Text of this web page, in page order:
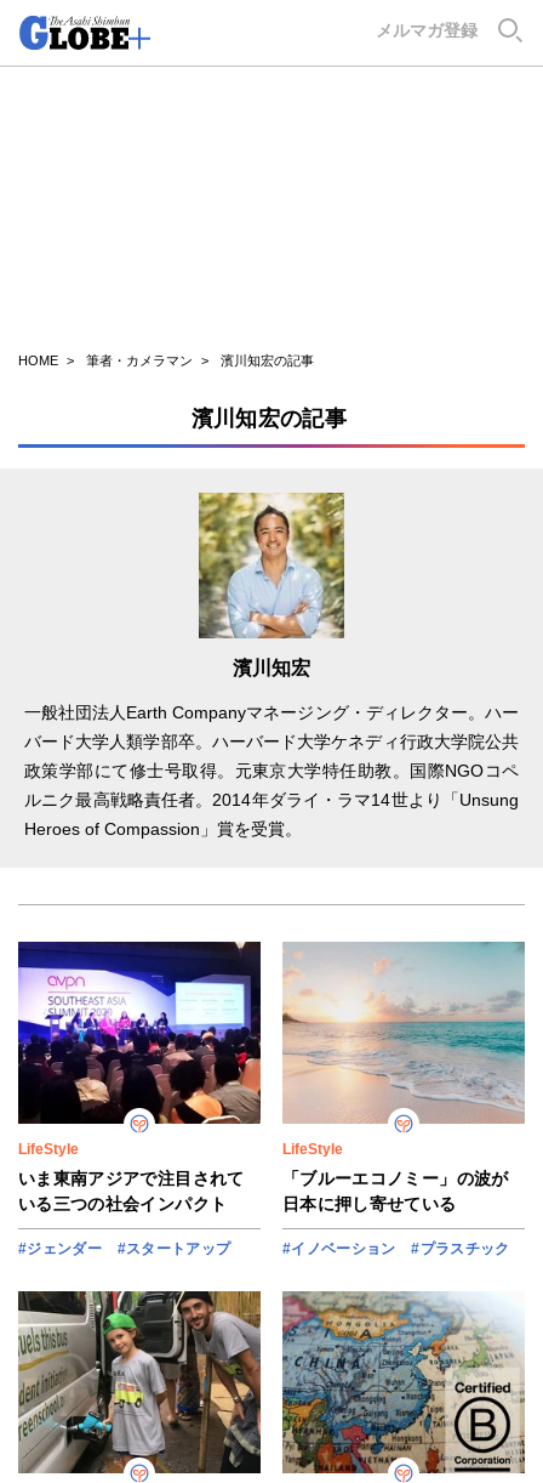
メルマガ登録
HOME 筆者・カメラマン 濱川知宏の記事
濱川知宏の記事
濱川知宏
一般社団法人Earth Companyマネージング・ディレクター。ハー
バード大学人類学部卒。ハーバード大学ケネディ行政大学院公共
政策学部にて修士号取得。元東京大学特任助教。国際NGOコペ
ルニク最高戦略責任者。2014年ダライ・ラマ14世より「Unsung
Heroes of Compassion」賞を受賞。
LifeStyle
いま東南アジアで注目されて
いる三つの社会インパクト
#ジェンダー #スタートアップ
LifeStyle
「ブルーエコノミー」の波が
日本に押し寄せている
#イノベーション #プラスチック